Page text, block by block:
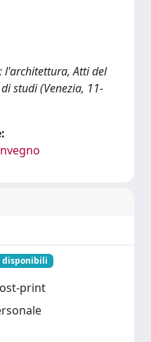
l'architettura, Atti del
studi (Venezia, 11-
disponibili
print